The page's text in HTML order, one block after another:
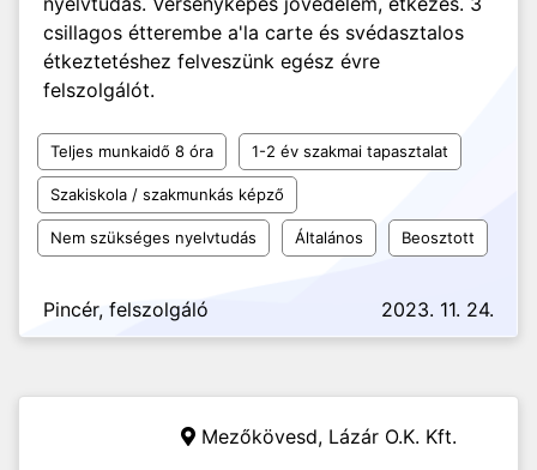
csillagos étterembe a'la carte és svédasztalos
étkeztetéshez felveszünk egész évre
felszolgálót.
Teljes munkaidő 8 óra 1-2 év szakmai tapasztalat
Szakiskola / szakmunkás képző
Nem szükséges nyelvtudás Általános Beosztott
Pincér, felszolgáló 2023. 11. 24.
Mezőkövesd, Lázár O.K. Kft.